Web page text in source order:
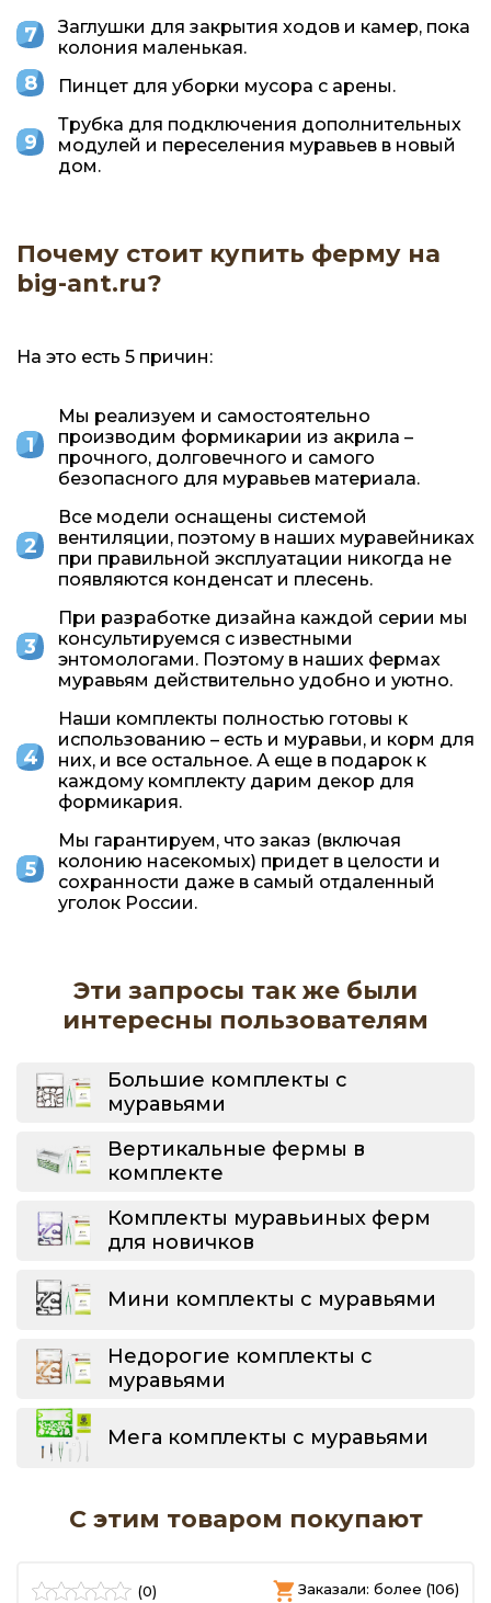
Заглушки для закрытия ходов и камер, пока
колония маленькая.
Пинцет для уборки мусора с арены.
Трубка для подключения дополнительных
модулей и переселения муравьев в новый
дом.
Почему стоит купить ферму на
big-ant.ru?
На это есть 5 причин:
Мы реализуем и самостоятельно
производим формикарии из акрила –
прочного, долговечного и самого
безопасного для муравьев материала.
Все модели оснащены системой
вентиляции, поэтому в наших муравейниках
при правильной эксплуатации никогда не
появляются конденсат и плесень.
При разработке дизайна каждой серии мы
консультируемся с известными
энтомологами. Поэтому в наших фермах
муравьям действительно удобно и уютно.
Наши комплекты полностью готовы к
использованию – есть и муравьи, и корм для
них, и все остальное. А еще в подарок к
каждому комплекту дарим декор для
формикария.
Мы гарантируем, что заказ (включая
колонию насекомых) придет в целости и
сохранности даже в самый отдаленный
уголок России.
Эти запросы так же были
интересны пользователям
Большие комплекты с
муравьями
Вертикальные фермы в
комплекте
Комплекты муравьиных ферм
для новичков
Мини комплекты с муравьями
Недорогие комплекты с
муравьями
Мега комплекты с муравьями
С этим товаром покупают
(0) Заказали: более (106)